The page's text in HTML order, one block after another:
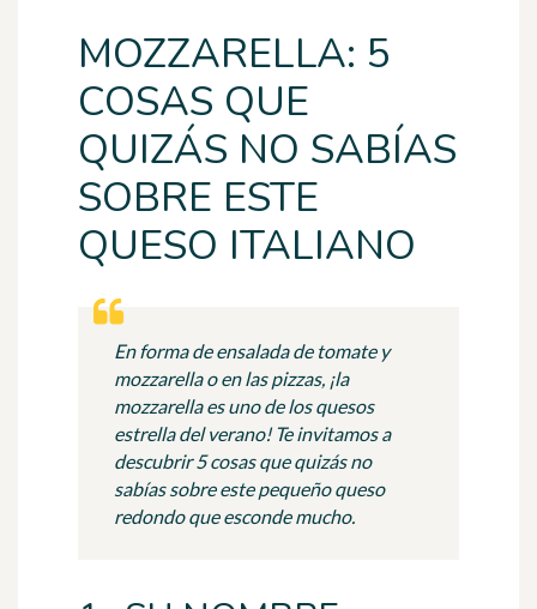
MOZZARELLA: 5
COSAS QUE
QUIZÁS NO SABÍAS
SOBRE ESTE
QUESO ITALIANO
En forma de ensalada de tomate y
mozzarella o en las pizzas, ¡la
mozzarella es uno de los quesos
estrella del verano! Te invitamos a
descubrir 5 cosas que quizás no
sabías sobre este pequeño queso
redondo que esconde mucho.